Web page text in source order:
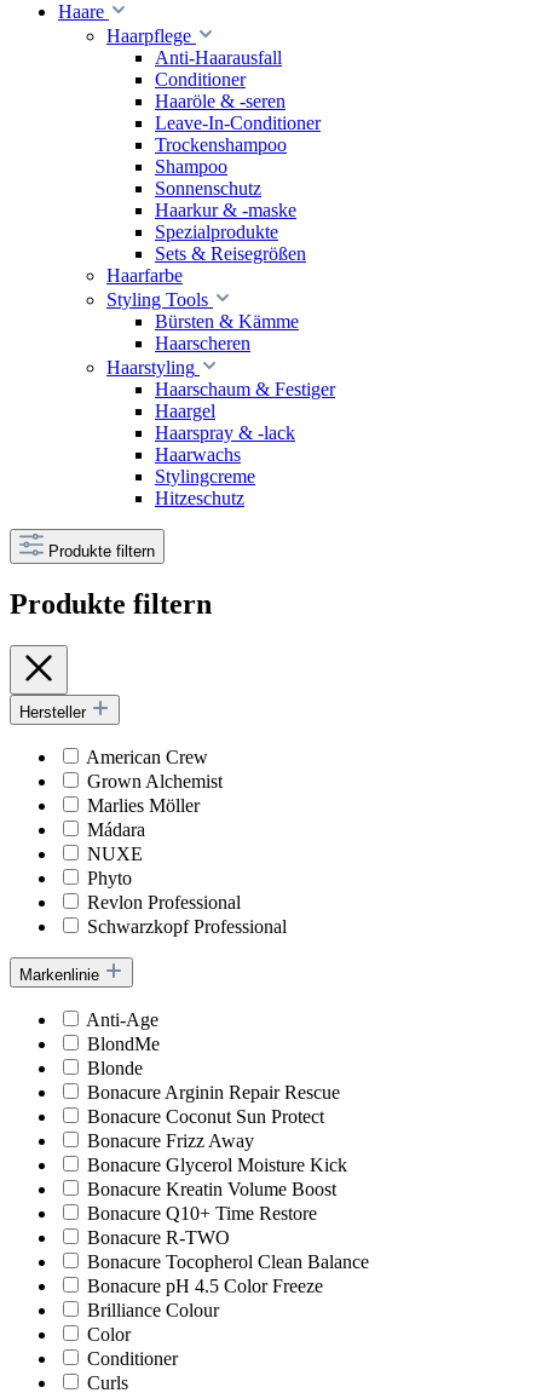
Haare
Haarpflege
Anti-Haarausfall
Conditioner
Haaröle & -seren
Leave-In-Conditioner
Trockenshampoo
Shampoo
Sonnenschutz
Haarkur & -maske
Spezialprodukte
Sets & Reisegrößen
Haarfarbe
Styling Tools
Bürsten & Kämme
Haarscheren
Haarstyling
Haarschaum & Festiger
Haargel
Haarspray & -lack
Haarwachs
Stylingcreme
Hitzeschutz
Produkte filtern
Produkte filtern
Hersteller
American Crew
Grown Alchemist
Marlies Möller
Mádara
NUXE
Phyto
Revlon Professional
Schwarzkopf Professional
Markenlinie
Anti-Age
BlondMe
Blonde
Bonacure Arginin Repair Rescue
Bonacure Coconut Sun Protect
Bonacure Frizz Away
Bonacure Glycerol Moisture Kick
Bonacure Kreatin Volume Boost
Bonacure Q10+ Time Restore
Bonacure R-TWO
Bonacure Tocopherol Clean Balance
Bonacure pH 4.5 Color Freeze
Brilliance Colour
Color
Conditioner
Curls